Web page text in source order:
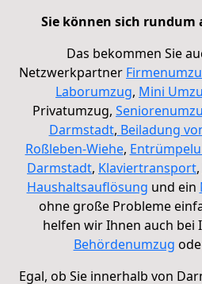
Sie können sich rundum
Das bekommen Sie
Netzwerkpartner
Laborumzug, Mini
Privatumzug,
Darmstadt, Beiladung
Roßleben-Wiehe,
Darmstadt, Klaviertransport,
Haushaltsauflösung und ein
ohne große Probleme
helfen wir Ihnen auch bei
Behördenumzug
Egal, ob Sie innerhalb von